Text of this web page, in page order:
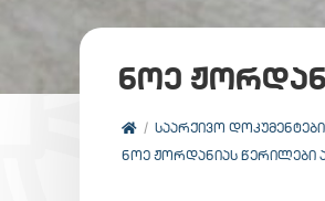
ნოე
ᲡᲐᲐᲠᲥᲘᲕᲝ ᲓᲝᲙᲣᲛᲔᲜᲢᲔᲑᲘ
ᲜᲝᲔ ᲟᲝᲠᲓᲐᲜᲘᲐᲡ ᲬᲔᲠᲘᲚᲔᲑᲘ